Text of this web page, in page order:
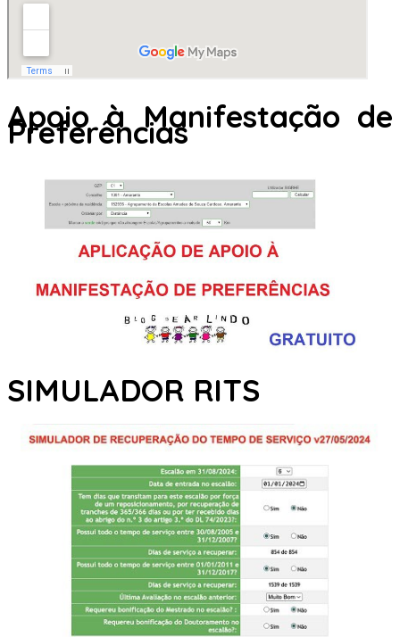
Apoio à Manifestação de
Preferências
SIMULADOR RITS